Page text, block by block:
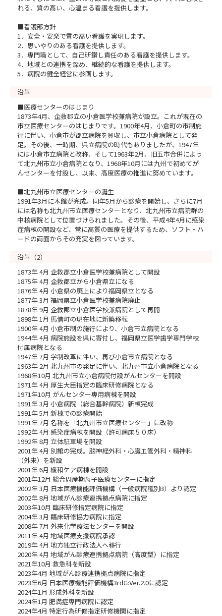
れる、質の高い、心温まる看護を提供します。
■看護部方針
1．安全・安楽で質の高い看護を実現します。
2．思いやりのある看護を提供します。
3．専門職として、自己研鑽し責任のある看護を提供します。
4．地域との連携を深め、継続的な看護を提供します。
5．病院の健全経営に参画します。
沿革
■医療センターのはじまり
1873年4月、企救郡立の小倉医学校兼病院が設立。これが現在の
市立医療センターのはじまりです。1900年4月、小倉町の市制施
行に伴い、小倉市が郡立病院を買収し、市立小倉病院として発
足。その後、一時期、県立病院の時代もありましたが、1947年
には小倉市立病院と改称、そして1963年2月、旧五市合併によっ
て北九州市立小倉病院となり、1968年10月には九州で初めてが
んセンターを付設し、以来、高度医療の推進に努めています。
■北九州市立医療センターの誕生
1991年3月に本館が完成。同年5月から診療を開始し、さらに7月
には名称も北九州市立医療センターとなり、北九州市立病院群の
中核病院として位置づけられました。その後、平成4年4月に感染
症病棟の開設など、常に高質の医療を提供するため、ソフト・ハ
ードの両面からその充実を図っています。
沿革（2）
1873年 4月 企救郡立小倉医学校兼病院として開設
1875年 4月 企救郡立から小倉県立になる
1876年 4月 小倉県の廃止により福岡県立となる
1877年 3月 福岡県立小倉医学校兼病院廃止
1878年 9月 企救郡立小倉医学校兼病院として再開
1898年 1月 馬借町の現在地に新築移転
1900年 4月 小倉市制の施行により、小倉市立病院となる
1944年 4月 病院施設を県に寄付し、福岡県立医学歯学専門学校
付属病院となる
1947年 7月 学制改革に伴い、再び小倉市立病院となる
1963年 2月 北九州市の発足に伴い、北九州市立小倉病院となる
1968年10月 北九州市立小倉病院付設がんセンターを開設
1971年 4月 厚生大臣指定の臨床研修病院となる
1971年10月 がんセンター専用病棟を開設
1991年 3月 小倉病院（総合基幹病院）新棟完成
1991年 5月 新棟での診療開始
1991年 7月 名称を「北九州市立医療センター」に改称
1992年 4月 感染症病棟を開設（許可病床５０床）
1992年 8月 立体駐車場を開設
2001年 4月 別館の完成。脳神経外科・心臓血管外科・精神科
（外来）を新設
2001年 6月 緩和ケア病棟を開設
2001年12月 総合周産期母子医療センターに指定
2002年 3月 日本医療機能評価機構（一般病院種別B）より認定
2002年 8月 地域がん診療連携拠点病院に指定
2003年10月 臨床研修指定病院に指定
2004年 3月 臨床研修協力病院に指定
2008年 7月 外来化学療法センターを開設
2011年 4月 地域医療支援病院承認
2019年 4月 地方独立行政法人へ移行
2020年 4月 地域がん診療連携拠点病院（高度型）に指定
2021年10月 救急科を新設
2023年4月 地域がん診療連携拠点病院に指定
2023年6月 日本医療機能評価機構3rdG:Ver.2.0に認定
2024年1月 形成外科を新設
2024年1月 肥満症専門病院に認定
2024年4月 特定行為研修指定研修機関に指定